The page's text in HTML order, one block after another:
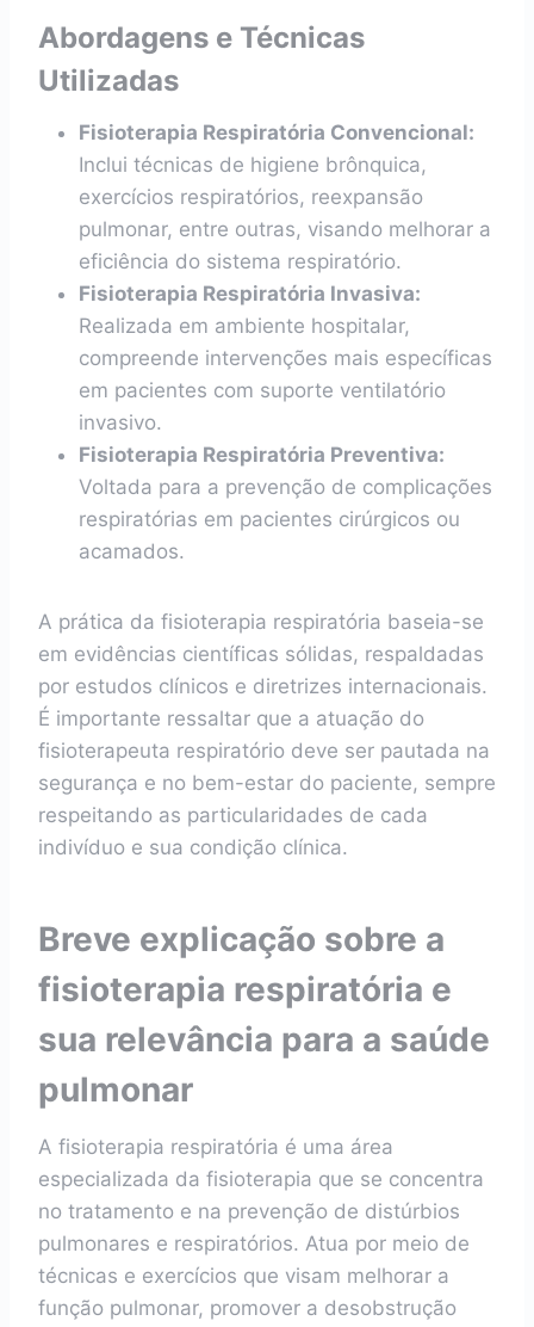
Abordagens e Técnicas
Utilizadas
Fisioterapia Respiratória Convencional:
Inclui técnicas de higiene brônquica,
exercícios respiratórios, reexpansão
pulmonar, entre outras, visando melhorar a
eficiência do sistema respiratório.
Fisioterapia Respiratória Invasiva:
Realizada em ambiente hospitalar,
compreende intervenções mais específicas
em pacientes com suporte ventilatório
invasivo.
Fisioterapia Respiratória Preventiva:
Voltada para a prevenção de complicações
respiratórias em pacientes cirúrgicos ou
acamados.
A prática da fisioterapia respiratória baseia-se
em evidências científicas sólidas, respaldadas
por estudos clínicos e diretrizes internacionais.
É importante ressaltar que a atuação do
fisioterapeuta respiratório deve ser pautada na
segurança e no bem-estar do paciente, sempre
respeitando as particularidades de cada
indivíduo e sua condição clínica.
Breve explicação sobre a
fisioterapia respiratória e
sua relevância para a saúde
pulmonar
A fisioterapia respiratória é uma área
especializada da fisioterapia que se concentra
no tratamento e na prevenção de distúrbios
pulmonares e respiratórios. Atua por meio de
técnicas e exercícios que visam melhorar a
função pulmonar, promover a desobstrução